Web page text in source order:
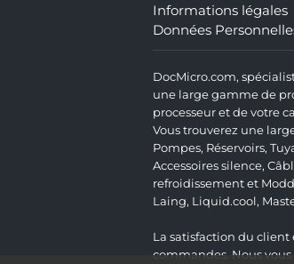
Informations légales
Données
DocMicro.com,
une large gamme de
processeur et de votre
Vous trouverez une
Pompes, Réservoirs,
Accessoires silence,
refroidissement et
Laing, Liquid.cool,
La satisfaction du
commandes. Nous